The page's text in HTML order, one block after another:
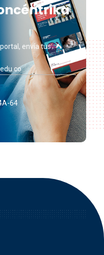
envía tus
64